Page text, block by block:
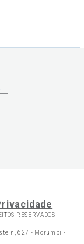
RESERVADOS
627 - Morumbi -